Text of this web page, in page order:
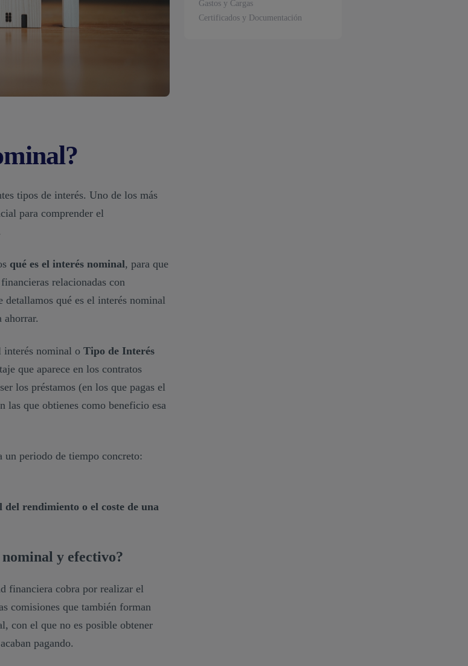
tipos de interés. Uno de los más
para comprender el
qué es el interés nominal, para que
relacionadas con
detallamos qué es el interés nominal
ahorrar.
interés nominal o Tipo de Interés
que aparece en los contratos
los préstamos (en los que pagas el
las que obtienes como beneficio esa
un periodo de tiempo concreto:
rendimiento o el coste de una
y efectivo?
financiera cobra por realizar el
comisiones que también forman
con el que no es posible obtener
pagando.
Gastos y Cargas
Certificados y Documentación